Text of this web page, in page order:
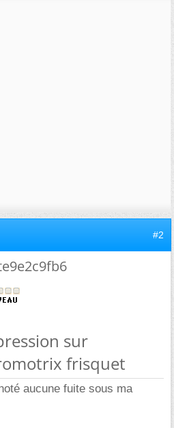
#2
sur
frisquet
aucune fuite sous ma